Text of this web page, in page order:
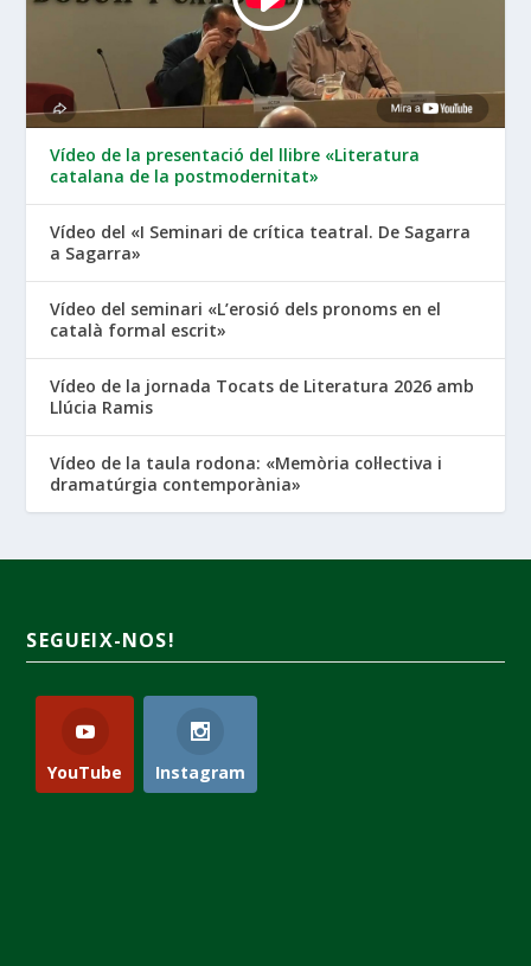
Vídeo de la presentació del llibre «Literatura
catalana de la postmodernitat»
Vídeo del «I Seminari de crítica teatral. De Sagarra
a Sagarra»
Vídeo del seminari «L’erosió dels pronoms en el
català formal escrit»
Vídeo de la jornada Tocats de Literatura 2026 amb
Llúcia Ramis
Vídeo de la taula rodona: «Memòria col·lectiva i
dramatúrgia contemporània»
SEGUEIX-NOS!
YouTube Instagram